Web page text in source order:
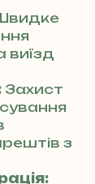
виїзд
Захист
з